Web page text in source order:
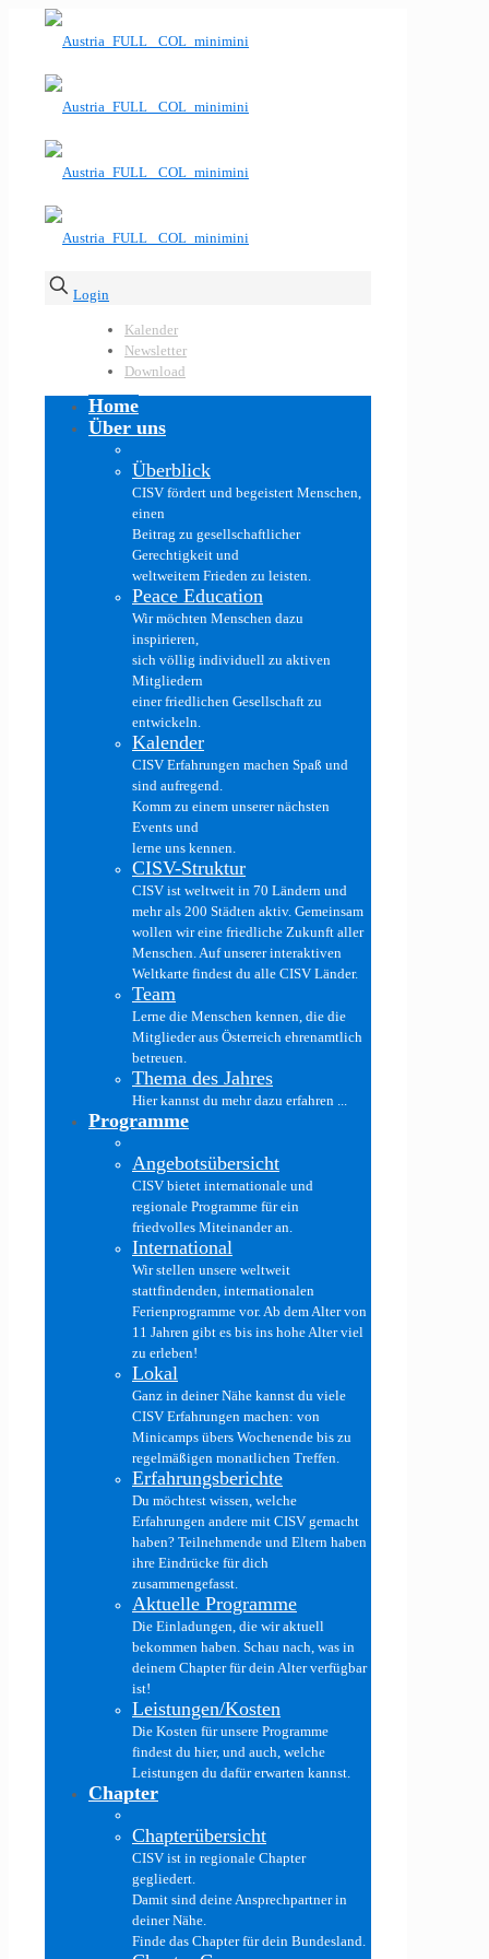
Login
Kalender
Newsletter
Download
Home
Über uns
Überblick
CISV fördert und begeistert Menschen,
einen
Beitrag zu gesellschaftlicher
Gerechtigkeit und
weltweitem Frieden zu leisten.
Peace Education
Wir möchten Menschen dazu
inspirieren,
sich völlig individuell zu aktiven
Mitgliedern
einer friedlichen Gesellschaft zu
entwickeln.
Kalender
CISV Erfahrungen machen Spaß und
sind aufregend.
Komm zu einem unserer nächsten
Events und
lerne uns kennen.
CISV-Struktur
CISV ist weltweit in 70 Ländern und
mehr als 200 Städten aktiv. Gemeinsam
wollen wir eine friedliche Zukunft aller
Menschen. Auf unserer interaktiven
Weltkarte findest du alle CISV Länder.
Team
Lerne die Menschen kennen, die die
Mitglieder aus Österreich ehrenamtlich
betreuen.
Thema des Jahres
Hier kannst du mehr dazu erfahren ...
Programme
Angebotsübersicht
CISV bietet internationale und
regionale Programme für ein
friedvolles Miteinander an.
International
Wir stellen unsere weltweit
stattfindenden, internationalen
Ferienprogramme vor. Ab dem Alter von
11 Jahren gibt es bis ins hohe Alter viel
zu erleben!
Lokal
Ganz in deiner Nähe kannst du viele
CISV Erfahrungen machen: von
Minicamps übers Wochenende bis zu
regelmäßigen monatlichen Treffen.
Erfahrungsberichte
Du möchtest wissen, welche
Erfahrungen andere mit CISV gemacht
haben? Teilnehmende und Eltern haben
ihre Eindrücke für dich
zusammengefasst.
Aktuelle Programme
Die Einladungen, die wir aktuell
bekommen haben. Schau nach, was in
deinem Chapter für dein Alter verfügbar
ist!
Leistungen/Kosten
Die Kosten für unsere Programme
findest du hier, und auch, welche
Leistungen du dafür erwarten kannst.
Chapter
Chapterübersicht
CISV ist in regionale Chapter
gegliedert.
Damit sind deine Ansprechpartner in
deiner Nähe.
Finde das Chapter für dein Bundesland.